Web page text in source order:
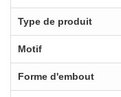
Type de produit
Motif
Forme d'embout